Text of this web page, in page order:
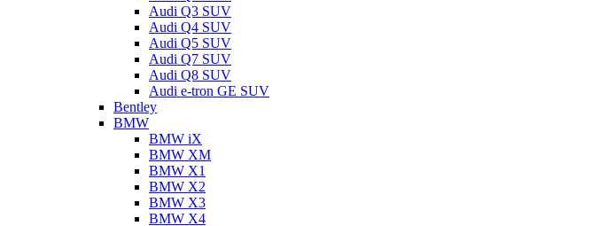
Audi Q3 SUV
Audi Q4 SUV
Audi Q5 SUV
Audi Q7 SUV
Audi Q8 SUV
Audi e-tron GE SUV
Bentley
BMW
BMW iX
BMW XM
BMW X1
BMW X2
BMW X3
BMW X4